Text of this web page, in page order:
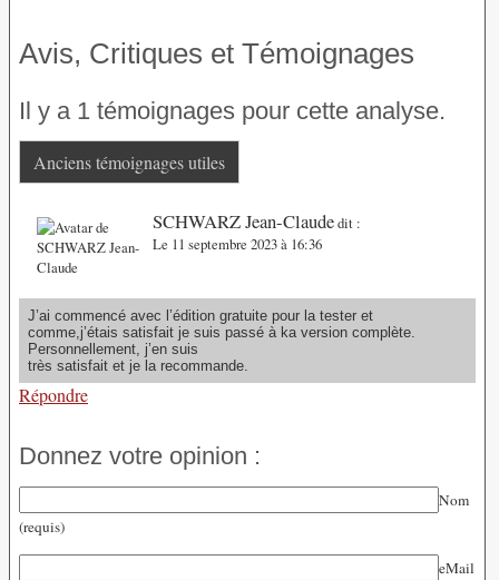
Avis, Critiques et Témoignages
Il y a 1 témoignages pour cette analyse.
Anciens témoignages utiles
SCHWARZ Jean-Claudedit :
Le 11 septembre 2023 à 16:36
J’ai commencé avec l’édition gratuite pour la tester et
comme,j’étais satisfait je suis passé à ka version complète.
Personnellement, j’en suis
très satisfait et je la recommande.
Répondre
Donnez votre opinion :
Nom
(requis)
eMail